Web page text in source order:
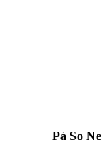
Pá So Ne